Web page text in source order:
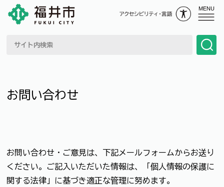
MENU
お問い合わせ
お問い合わせ・ご意見は、下記メールフォームからお送り
ください。ご記入いただいた情報は、「個人情報の保護に
関する法律」に基づき適正な管理に努めます。